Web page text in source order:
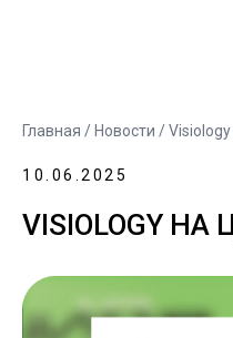
Главная / Новости /
10.06.2025
VISIOLOGY НА